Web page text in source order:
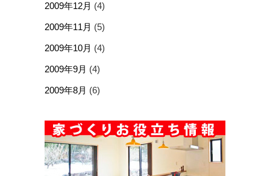
2009年12月 (4)
2009年11月 (5)
2009年10月 (4)
2009年9月 (4)
2009年8月 (6)